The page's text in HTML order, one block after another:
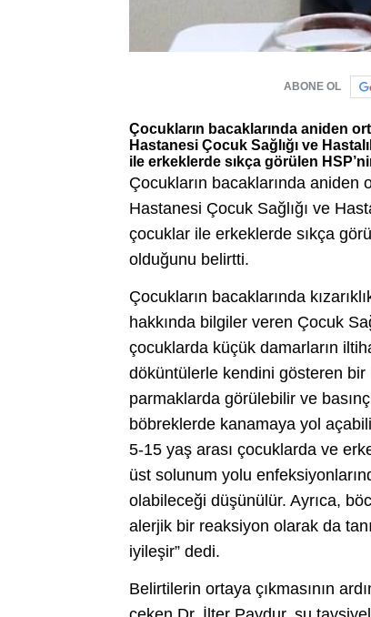
ABONE OL
Çocukların bacaklarında aniden
Hastanesi Çocuk Sağlığı ve
ile erkeklerde sıkça görülen
Çocukların bacaklarında aniden
Hastanesi Çocuk Sağlığı ve
çocuklar ile erkeklerde sıkça
olduğunu belirtti.
Çocukların bacaklarında
hakkında bilgiler veren Çocuk
çocuklarda küçük damarların
döküntülerle kendini gösteren bir
parmaklarda görülebilir ve
böbreklerde kanamaya yol
5-15 yaş arası çocuklarda ve
üst solunum yolu
olabileceği düşünülür. Ayrıca,
alerjik bir reaksiyon olarak da
iyileşir” dedi.
Belirtilerin ortaya çıkmasının